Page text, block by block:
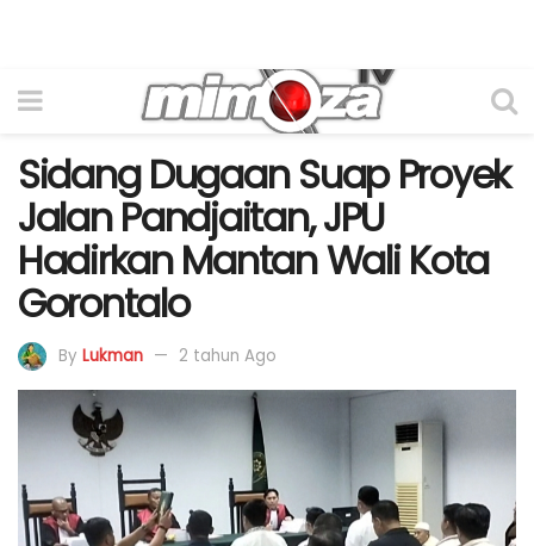
Sidang Dugaan Suap Proyek
Jalan Pandjaitan, JPU
Hadirkan Mantan Wali Kota
Gorontalo
By Lukman 2 tahun Ago